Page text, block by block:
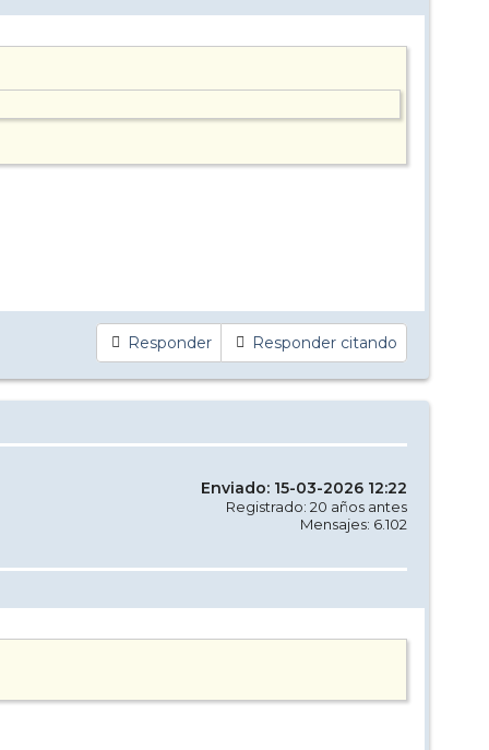
Responder Responder citando
Enviado: 15-03-2026 12:22
Registrado: 20 años antes
Mensajes: 6.102